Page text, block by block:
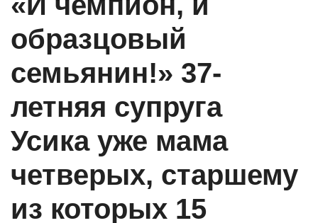
образцовый
семьянин!» 37-
летняя супруга
Усика уже мама
четверых, старшему
из которых 15